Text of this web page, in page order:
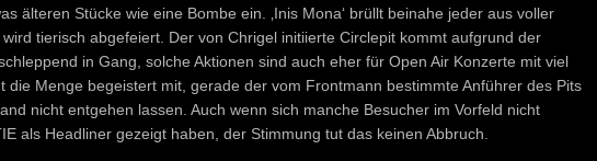
älteren Stücke wie eine Bombe ein. ‚Inis Mona‘ brüllt beinahe jeder aus voller
wird tierisch abgefeiert. Der von Chrigel initiierte Circlepit kommt aufgrund der
in Gang, solche Aktionen sind auch eher für Open Air Konzerte mit viel
die Menge begeistert mit, gerade der vom Frontmann bestimmte Anführer des Pits
nicht entgehen lassen. Auch wenn sich manche Besucher im Vorfeld nicht
als Headliner gezeigt haben, der Stimmung tut das keinen Abbruch.